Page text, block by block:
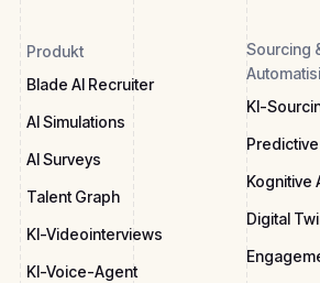
Produkt
Blade AI Recruiter
AI Simulations
AI Surveys
Talent Graph
KI-Videointerviews
KI-Voice-Agent
Sourcing
KI-
Kognitive
Digital